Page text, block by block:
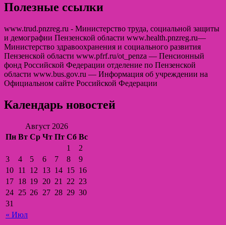
Полезные ссылки
www.trud.pnzreg.ru - Министерство труда, социальной защиты
и демографии Пензенской области www.health.pnzreg.ru—
Министерство здравоохранения и социального развития
Пензенской области www.pfrf.ru/ot_penza — Пенсионный
фонд Российской Федерации отделение по Пензенской
области www.bus.gov.ru — Информация об учреждении на
Официальном сайте Российской Федерации
Календарь новостей
Август 2026
Пн Вт Ср Чт Пт Сб Вс
« Июл
1
2
3
4 5 6 7 8
9
10 11 12 13 14 15 16
17 18 19 20 21 22 23
24 25 26 27 28 29 30
31